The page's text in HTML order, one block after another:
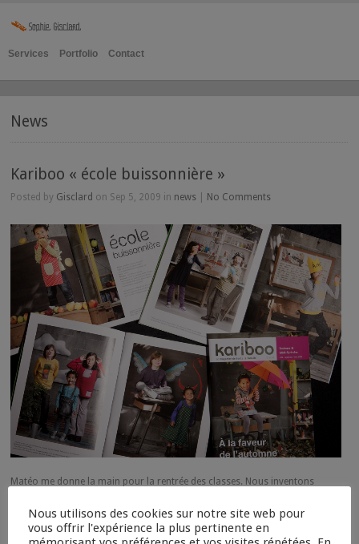
Services Portfolio Contact
News
Kariboo « école buissonnière »
Posted by Gisclard on Sep 5, 2009 in news No Comments
Matéo me donne la main pour la rentrée des classes. Nous inventons
buissonnière!
Style : Sö & Les bêtises de Sophie. Décors : Matéo.
Nous utilisons des cookies sur notre site web pour
vous offrir l'expérience la plus pertinente en